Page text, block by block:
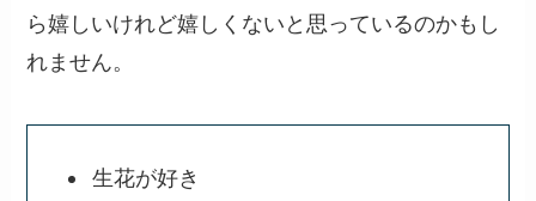
ら嬉しいけれど嬉しくないと思っているのかもし
れません。
生花が好き